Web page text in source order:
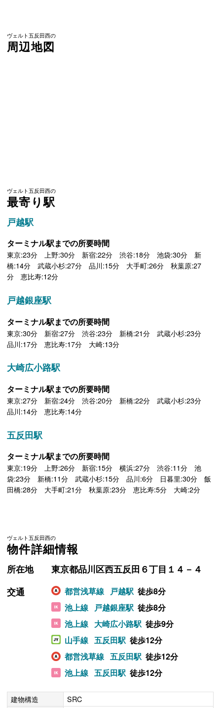
ヴェルト五反田西の
周辺地図
ヴェルト五反田西の
最寄り駅
戸越駅
ターミナル駅までの所要時間
東京:23分 上野:30分 新宿:22分 渋谷:18分 池袋:30分 新
橋:14分 武蔵小杉:27分 品川:15分 大手町:26分 秋葉原:27
分 恵比寿:12分
戸越銀座駅
ターミナル駅までの所要時間
東京:30分 新宿:27分 渋谷:23分 新橋:21分 武蔵小杉:23分
品川:17分 恵比寿:17分 大崎:13分
大崎広小路駅
ターミナル駅までの所要時間
東京:27分 新宿:24分 渋谷:20分 新橋:22分 武蔵小杉:23分
品川:14分 恵比寿:14分
五反田駅
ターミナル駅までの所要時間
東京:19分 上野:26分 新宿:15分 横浜:27分 渋谷:11分 池
袋:23分 新橋:11分 武蔵小杉:15分 品川:6分 日暮里:30分 飯
田橋:28分 大手町:21分 秋葉原:23分 恵比寿:5分 大崎:2分
ヴェルト五反田西の
物件詳細情報
所在地
東京都品川区西五反田６丁目１４－４
交通
都営浅草線 戸越駅 徒歩8分
池上線
戸越銀座駅 徒歩8分
池上線 大崎広小路駅 徒歩9分
山手線 五反田駅 徒歩12分
都営浅草線 五反田駅 徒歩12分
池上線 五反田駅 徒歩12分
建物構造
SRC